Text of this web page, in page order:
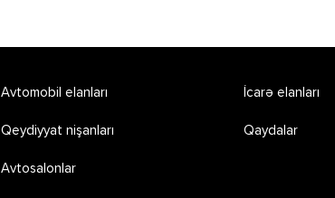
Avtomobil elanları
Qeydiyyat nişanları
Avtosalonlar
İcarə elanları
Qaydalar